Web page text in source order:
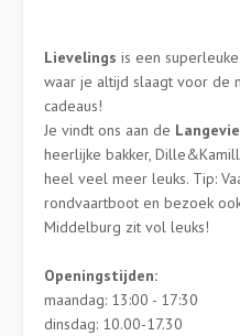
Lievelings is een superleuke
waar je altijd slaagt voor de
cadeaus!
Je vindt ons aan de
heerlijke bakker,
heel veel meer leuks. Tip:
rondvaartboot en bezoek
Middelburg zit vol leuks!
Openingstijden:
maandag: 13:00 - 17:30
dinsdag: 10.00-17.30